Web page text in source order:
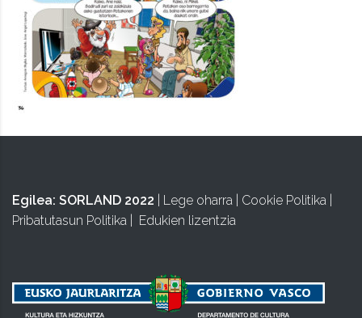
Egilea: SORLAND 2022 Lege oharra Cookie Politika
Pribatutasun Politika
Edukien lizentzia